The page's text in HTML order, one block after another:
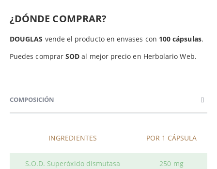
¿DÓNDE COMPRAR?
DOUGLAS vende el producto en envases con 100 cápsulas.
Puedes comprarSODal mejor precio en Herbolario Web.
COMPOSICIÓN
INGREDIENTES POR 1 CÁPSULA
S.O.D. Superóxido dismutasa
250 mg